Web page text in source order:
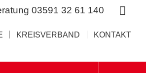
03591 32 61 140
KREISVERBAND KONTAKT